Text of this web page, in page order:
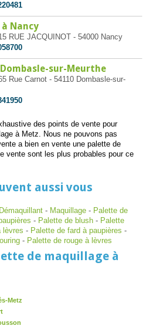
Nancy
RUE JACQUINOT - 54000 Nancy
Dombasle-sur-Meurthe
Rue Carnot - 54110 Dombasle-sur-
des points de vente pour
à Metz. Nous ne pouvons pas
a bien en vente une palette de
vente sont les plus probables pour ce
aussi vous
Démaquillant - Maquillage - Palette de
- Palette de blush - Palette
lèvres - Palette de fard à paupières -
- Palette de rouge à lèvres
de maquillage à
Metz